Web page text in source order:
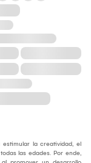
la creatividad, el
las edades. Por ende,